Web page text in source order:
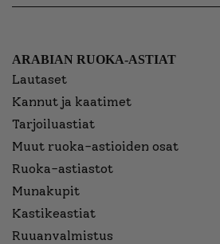
ARABIAN RUOKA-ASTIAT
Lautaset
Kannut ja kaatimet
Tarjoiluastiat
Muut ruoka-astioiden osat
Ruoka-astiastot
Munakupit
Kastikeastiat
Ruuanvalmistus